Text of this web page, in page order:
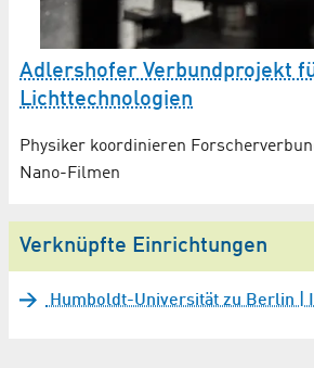
Adlershofer Verbundprojekt
Lichttechnologien
Physiker koordinieren
Nano-Filmen
Verknüpfte Einrichtungen
Humboldt-Universität zu Berlin |